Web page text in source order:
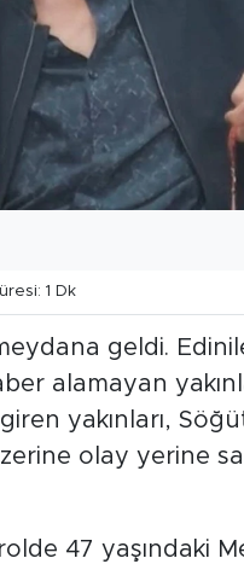
1 Dk
geldi.
alamayan
yakınları,
olay yerine
47 yaşındaki